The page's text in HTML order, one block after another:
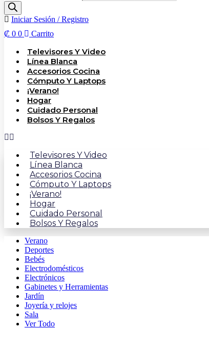
Iniciar Sesión / Registro
₡ 0 0 Carrito
Televisores Y Video
Línea Blanca
Accesorios Cocina
Cómputo Y Laptops
¡Verano!
Hogar
Cuidado Personal
Bolsos Y Regalos
Televisores Y Video
Línea Blanca
Accesorios Cocina
Cómputo Y Laptops
¡Verano!
Hogar
Cuidado Personal
Bolsos Y Regalos
Verano
Deportes
Bebés
Electrodomésticos
Electrónicos
Gabinetes y Herramientas
Jardín
Joyería y relojes
Sala
Ver Todo